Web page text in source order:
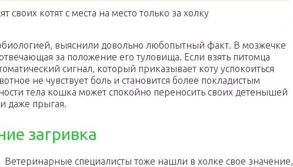
своих котят с места на место только за холку
выяснили довольно любопытный факт. В мозжечке
за положение его туловища. Если взять питомца
сигнал, который приказывает коту успокоиться
не чувствует боль и становится более покладистым
тела кошка может спокойно переносить своих детенышей
даже прыгая.
загривка
Ветеринарные специалисты тоже нашли в холке свое значение,